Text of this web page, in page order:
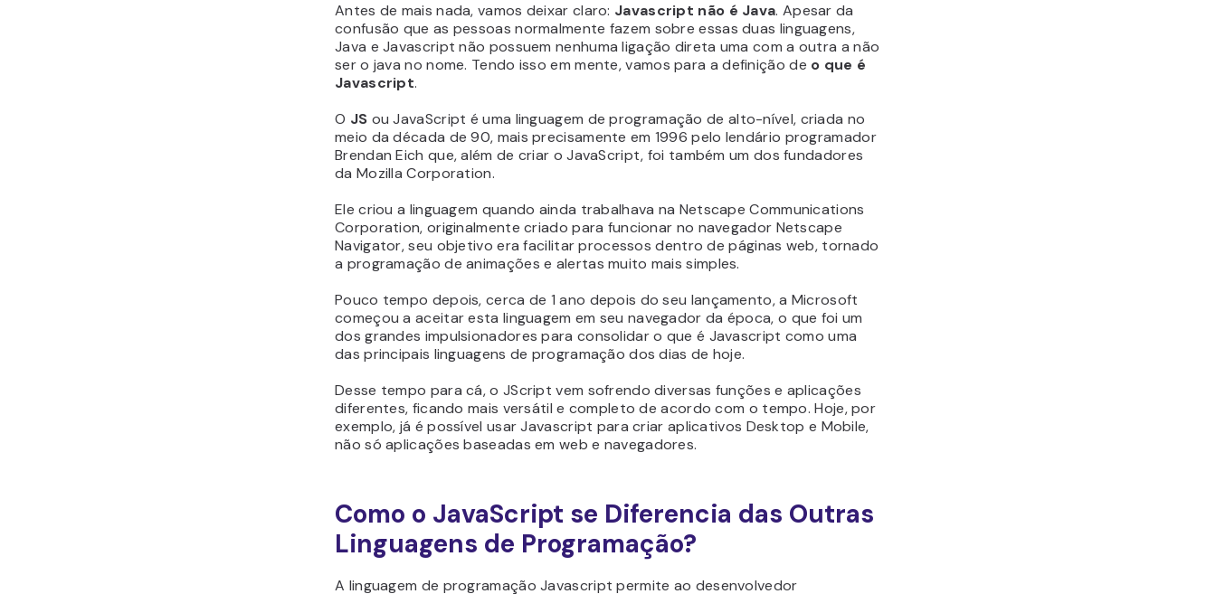
Antes de mais nada, vamos deixar claro: Javascript não é Java. Apesar da
confusão que as pessoas normalmente fazem sobre essas duas linguagens,
Java e Javascript não possuem nenhuma ligação direta uma com a outra a não
ser o java no nome. Tendo isso em mente, vamos para a definição de o que é
Javascript.
O JS ou JavaScript é uma linguagem de programação de alto-nível, criada no
meio da década de 90, mais precisamente em 1996 pelo lendário programador
Brendan Eich que, além de criar o JavaScript, foi também um dos fundadores
da Mozilla Corporation.
Ele criou a linguagem quando ainda trabalhava na Netscape Communications
Corporation, originalmente criado para funcionar no navegador Netscape
Navigator, seu objetivo era facilitar processos dentro de páginas web, tornado
a programação de animações e alertas muito mais simples.
Pouco tempo depois, cerca de 1 ano depois do seu lançamento, a Microsoft
começou a aceitar esta linguagem em seu navegador da época, o que foi um
dos grandes impulsionadores para consolidar o que é Javascript como uma
das principais linguagens de programação dos dias de hoje.
Desse tempo para cá, o JScript vem sofrendo diversas funções e aplicações
diferentes, ficando mais versátil e completo de acordo com o tempo. Hoje, por
exemplo, já é possível usar Javascript para criar aplicativos Desktop e Mobile,
não só aplicações baseadas em web e navegadores.
Como o JavaScript se Diferencia das Outras
Linguagens de Programação?
A linguagem de programação Javascript permite ao desenvolvedor